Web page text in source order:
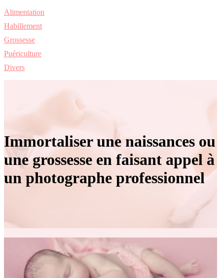
Alimentation
Habillement
Grossesse
Puériculture
Divers
Immortaliser une naissances ou
une grossesse en faisant appel à
un photographe professionnel